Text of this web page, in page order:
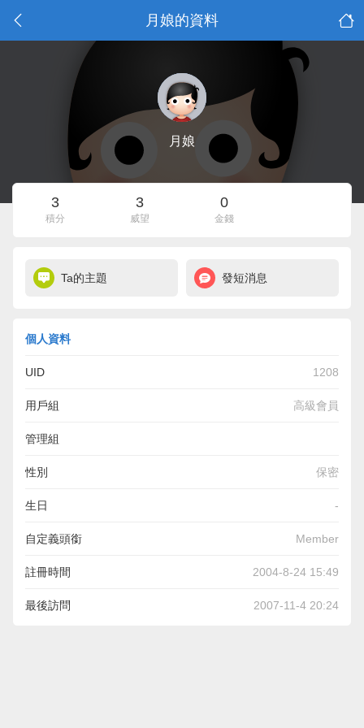
月娘的資料
月娘
3
積分
3
威望
0
金錢
Ta的主題 發短消息
個人資料
UID 1208
用戶組 高級會員
管理組
性別 保密
生日 -
自定義頭銜 Member
註冊時間 2004-8-24 15:49
最後訪問 2007-11-4 20:24